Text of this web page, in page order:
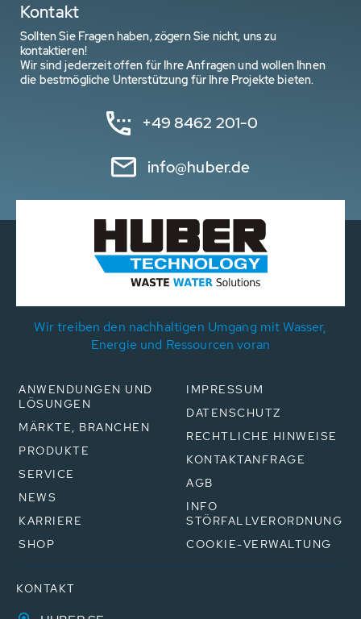
Kontakt
Sollten Sie Fragen haben, zögern Sie nicht, uns zu
kontaktieren!
Wir sind jederzeit offen für Ihre Anfragen und wollen Ihnen
die bestmögliche Unterstützung für Ihre Projekte bieten.
+49 8462 201-0
info@huber.de
Wir treiben den nachhaltigen Umgang mit Wasser,
Energie und Ressourcen voran
ANWENDUNGEN UND
LÖSUNGEN
MÄRKTE, BRANCHEN
PRODUKTE
SERVICE
NEWS
KARRIERE
SHOP
IMPRESSUM
DATENSCHUTZ
RECHTLICHE HINWEISE
KONTAKTANFRAGE
AGB
INFO
STÖRFALLVERORDNUNG
COOKIE-VERWALTUNG
KONTAKT